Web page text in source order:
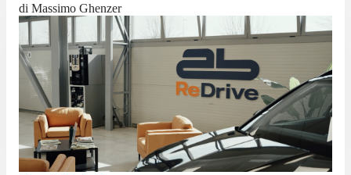
di Massimo Ghenzer